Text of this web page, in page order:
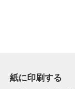
紙に印刷する